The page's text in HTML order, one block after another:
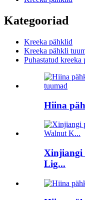
Kategooriad
Kreeka pähklid
Kreeka pähkli
Puhastatud kreeka
Hiina
Xinjiangi
Lig...